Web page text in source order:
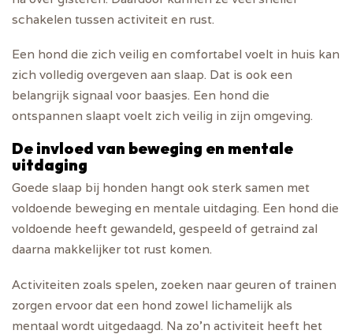
schakelen tussen activiteit en rust.
Een hond die zich veilig en comfortabel voelt in huis kan
zich volledig overgeven aan slaap. Dat is ook een
belangrijk signaal voor baasjes. Een hond die
ontspannen slaapt voelt zich veilig in zijn omgeving.
De invloed van beweging en mentale
uitdaging
Goede slaap bij honden hangt ook sterk samen met
voldoende beweging en mentale uitdaging. Een hond die
voldoende heeft gewandeld, gespeeld of getraind zal
daarna makkelijker tot rust komen.
Activiteiten zoals spelen, zoeken naar geuren of trainen
zorgen ervoor dat een hond zowel lichamelijk als
mentaal wordt uitgedaagd. Na zo'n activiteit heeft het